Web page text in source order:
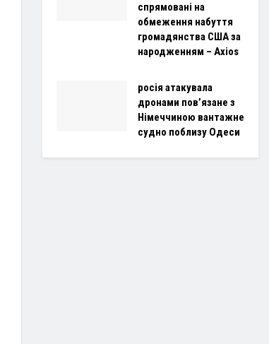
спрямовані на
обмеження набуття
громадянства США за
народженням – Axios
росія атакувала
дронами пов’язане з
Німеччиною вантажне
судно поблизу Одеси